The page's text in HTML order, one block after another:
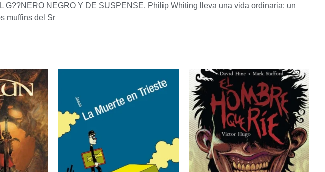
NEGRO Y DE SUSPENSE. Philip Whiting lleva una vida ordinaria: un
muffins del Sr